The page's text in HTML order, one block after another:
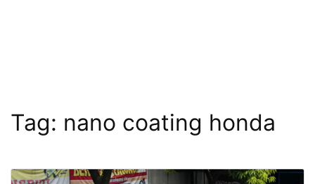
Tag: nano coating honda